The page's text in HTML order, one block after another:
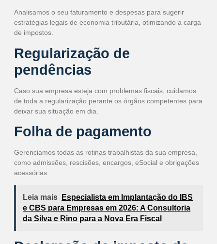
Analisamos o seu faturamento e despesas para sugerir
estratégias legais de economia tributária, otimizando a carga
de impostos.
Regularização de
pendências
Caso sua empresa esteja com problemas fiscais, cuidamos
de toda a regularização perante os órgãos competentes para
deixar sua situação em dia.
Folha de pagamento
Gerenciamos todas as rotinas trabalhistas da sua empresa,
como admissões, rescisões, encargos, eSocial e obrigações
acessórias.
Leia mais
Especialista em Implantação do IBS
e CBS para Empresas em 2026: A Consultoria
da Silva e Rino para a Nova Era Fiscal